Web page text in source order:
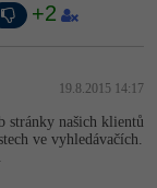
+2
19.8.2015 14:17
stránky našich klientů
ve vyhledávačích.